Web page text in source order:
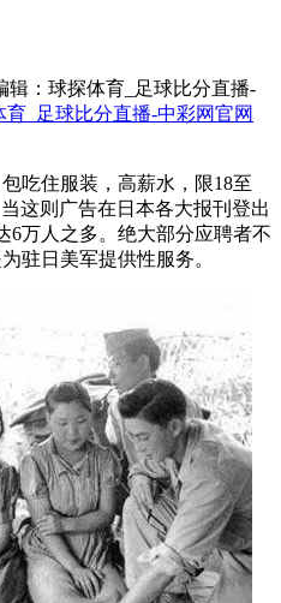
辑：球探体育_足球比分直播-
育_足球比分直播-中彩网官网
吃住服装，高薪水，限18至
这则广告在日本各大报刊登出
6万人之多。绝大部分应聘者不
驻日美军提供性服务。